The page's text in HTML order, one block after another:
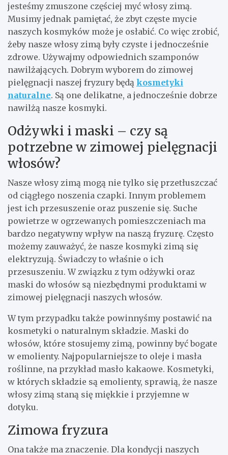
jesteśmy zmuszone częściej myć włosy zimą.
Musimy jednak pamiętać, że zbyt częste mycie
naszych kosmyków może je osłabić. Co więc zrobić,
żeby nasze włosy zimą były czyste i jednocześnie
zdrowe. Używajmy odpowiednich szamponów
nawilżających. Dobrym wyborem do zimowej
pielęgnacji naszej fryzury będą kosmetyki
naturalne. Są one delikatne, a jednocześnie dobrze
nawilżą nasze kosmyki.
Odżywki i maski – czy są
potrzebne w zimowej pielęgnacji
włosów?
Nasze włosy zimą mogą nie tylko się przetłuszczać
od ciągłego noszenia czapki. Innym problemem
jest ich przesuszenie oraz puszenie się. Suche
powietrze w ogrzewanych pomieszczeniach ma
bardzo negatywny wpływ na naszą fryzurę. Często
możemy zauważyć, że nasze kosmyki zimą się
elektryzują. Świadczy to właśnie o ich
przesuszeniu. W związku z tym odżywki oraz
maski do włosów są niezbędnymi produktami w
zimowej pielęgnacji naszych włosów.
W tym przypadku także powinnyśmy postawić na
kosmetyki o naturalnym składzie. Maski do
włosów, które stosujemy zimą, powinny być bogate
w emolienty. Najpopularniejsze to oleje i masła
roślinne, na przykład masło kakaowe. Kosmetyki,
w których składzie są emolienty, sprawią, że nasze
włosy zimą staną się miękkie i przyjemne w
dotyku.
Zimowa fryzura
Ona także ma znaczenie. Dla kondycji naszych